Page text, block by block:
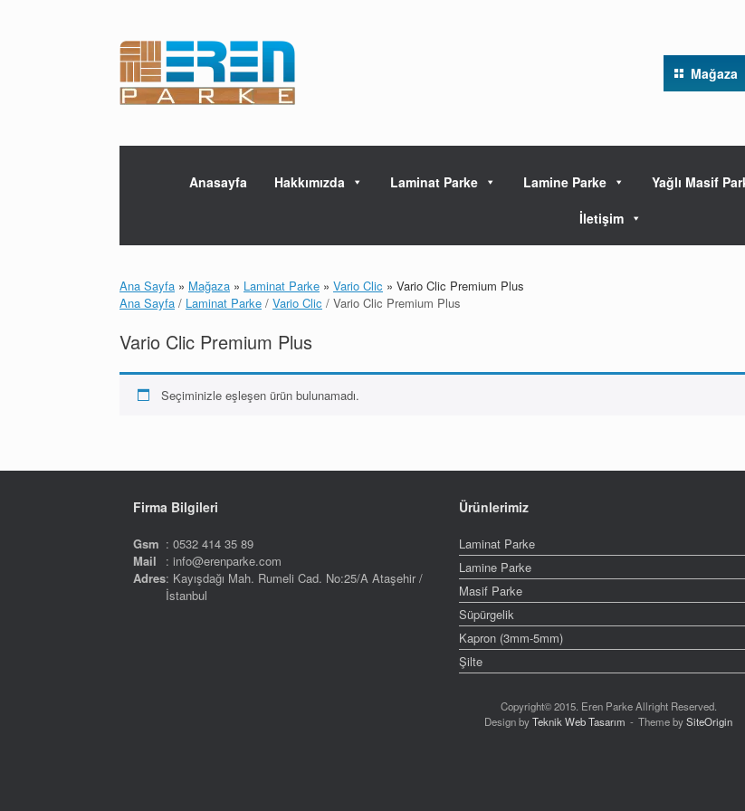
Mağaza
Anasayfa Hakkımızda Laminat Parke Lamine Parke Yağlı Masif
İletişim
Ana Sayfa » Mağaza » Laminat Parke » Vario Clic » Vario Clic Premium Plus
Ana Sayfa / Laminat Parke / Vario Clic / Vario Clic Premium Plus
Vario Clic Premium Plus
Seçiminizle eşleşen ürün bulunamadı.
Firma Bilgileri
Gsm : 0532 414 35 89
Mail
: info@erenparke.com
Adres: Kayışdağı Mah. Rumeli Cad. No:25/A Ataşehir /
İstanbul
Ürünlerimiz
Laminat Parke
Lamine Parke
Masif Parke
Süpürgelik
Kapron (3mm-5mm)
Şilte
Copyright© 2015. Eren Parke Allright Reserved.
Design byTeknik Web Tasarım Theme bySiteOrigin